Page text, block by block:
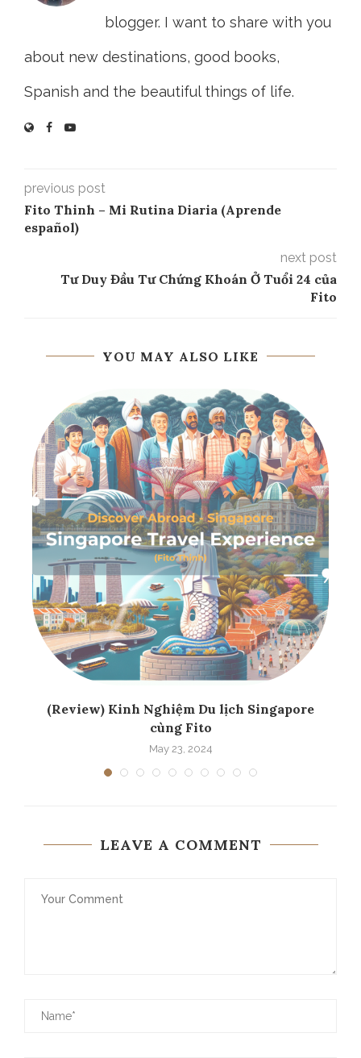
blogger. I want to share with you
about new destinations, good books,
Spanish and the beautiful things of life.
previous post
Fito Thinh – Mi Rutina Diaria (Aprende
español)
next post
Tư Duy Đầu Tư Chứng Khoán Ở Tuổi 24 của
Fito
YOU MAY ALSO LIKE
(Review) Kinh Nghiệm Du lịch Singapore
cùng Fito
May 23, 2024
LEAVE A COMMENT